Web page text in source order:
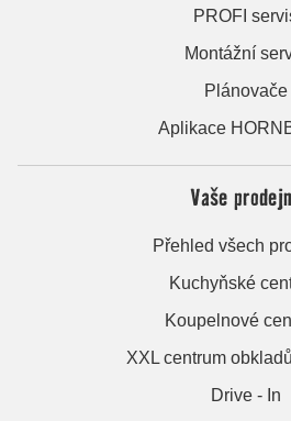
PROFI
Montážní
Plánovače
Aplikace
Vaše
Přehled všech
Kuchyňské
Koupelnové
XXL centrum
Drive - In